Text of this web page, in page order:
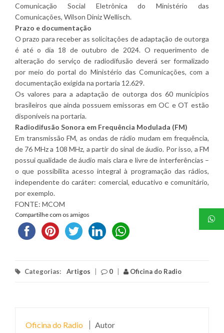
Comunicação Social Eletrônica do Ministério das
Comunicações, Wilson Diniz Wellisch.
Prazo e documentação
O prazo para receber as solicitações de adaptação de outorga
é até o dia 18 de outubro de 2024. O requerimento de
alteração do serviço de radiodifusão deverá ser formalizado
por meio do portal do Ministério das Comunicações, com a
documentação exigida na portaria 12.629.
Os valores para a adaptação de outorga dos 60 municípios
brasileiros que ainda possuem emissoras em OC e OT estão
disponíveis na portaria.
Radiodifusão Sonora em Frequência Modulada (FM)
Em transmissão FM, as ondas de rádio mudam em frequência,
de 76 MHz a 108 MHz, a partir do sinal de áudio. Por isso, a FM
possui qualidade de áudio mais clara e livre de interferências –
o que possibilita acesso integral à programação das rádios,
independente do caráter: comercial, educativo e comunitário,
por exemplo.
FONTE: MCOM
Compartilhe com os amigos
Categorias: Artigos 0 Oficina do Radio
Oficina do Radio Autor